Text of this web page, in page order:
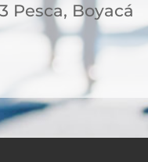
Pesca, Boyacá